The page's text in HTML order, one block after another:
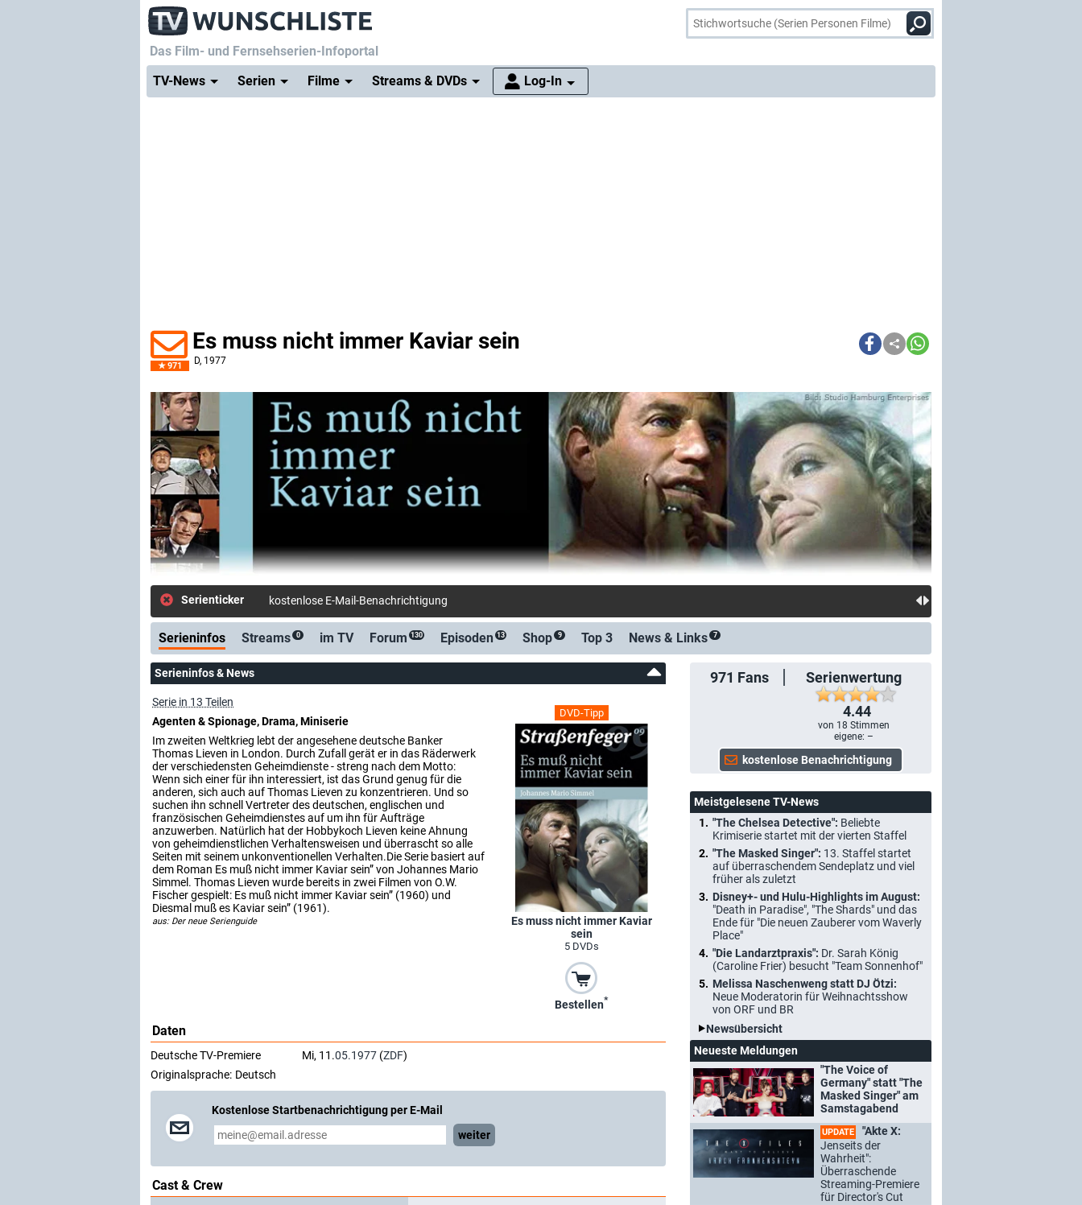
Das Film- und Fernsehserien-Infoportal
TV-News
Serien Filme Streams & DVDs Log-In
971
Es muss nicht immer Kaviar sein
D, 1977
Serienticker kostenlose E-Mail-Benachrichtigung bei Streaming- oder TV-Start
Serieninfos Streams 0 im TV Forum 130 Episoden 13 Shop 9 Top 3 News & Links 7
971 Fans
Serienwertung
4.44
von 18 Stimmen
eigene: –
Serieninfos & News
DVD-Tipp
Es muss nicht immer Kaviar
sein
5 DVDs
Bestellen*
Serie in 13 Teilen
Agenten & Spionage, Drama, Miniserie
Im zweiten Weltkrieg lebt der angesehene deutsche Banker
Thomas Lieven in London. Durch Zufall gerät er in das Räderwerk
der verschiedensten Geheimdienste - streng nach dem Motto:
Wenn sich einer für ihn interessiert, ist das Grund genug für die
anderen, sich auch auf Thomas Lieven zu konzentrieren. Und so
suchen ihn schnell Vertreter des deutschen, englischen und
französischen Geheimdienstes auf um ihn für Aufträge
anzuwerben. Natürlich hat der Hobbykoch Lieven keine Ahnung
von geheimdienstlichen Verhaltensweisen und überrascht so alle
Seiten mit seinem unkonventionellen Verhalten.Die Serie basiert auf
dem Roman Es muß nicht immer Kaviar sein” von Johannes Mario
Simmel. Thomas Lieven wurde bereits in zwei Filmen von O.W.
Fischer gespielt: Es muß nicht immer Kaviar sein” (1960) und
Diesmal muß es Kaviar sein” (1961).
aus: Der neue Serienguide
Daten
Deutsche TV-Premiere Mi, 11.05.1977 (ZDF)
Originalsprache: Deutsch
Kostenlose Startbenachrichtigung per E-Mail
weiter
Cast & Crew
Meistgelesene TV-News
"The Chelsea Detective": Beliebte
Krimiserie startet mit der vierten Staffel
"The Masked Singer": 13. Staffel startet
auf überraschendem Sendeplatz und viel
früher als zuletzt
Disney+- und Hulu-Highlights im August:
"Death in Paradise", "The Shards" und das
Ende für "Die neuen Zauberer vom Waverly
Place"
"Die Landarztpraxis": Dr. Sarah König
(Caroline Frier) besucht "Team Sonnenhof"
Melissa Naschenweng statt DJ Ötzi:
Neue Moderatorin für Weihnachtsshow
von ORF und BR
Newsübersicht
Neueste Meldungen
"The Voice of
Germany" statt "The
Masked Singer" am
Samstagabend
UPDATE
"Akte X:
Jenseits der
Wahrheit":
Überraschende
Streaming-Premiere
für Director's Cut